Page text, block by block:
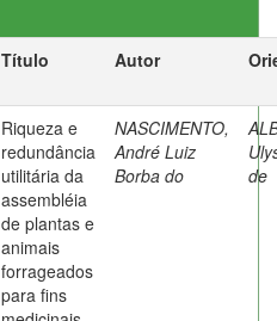
Título Autor
Riqueza e
redundância
utilitária da
assembléia
de plantas e
animais
forrageados
para fins
NASCIMENTO,
André Luiz
Borba do
de